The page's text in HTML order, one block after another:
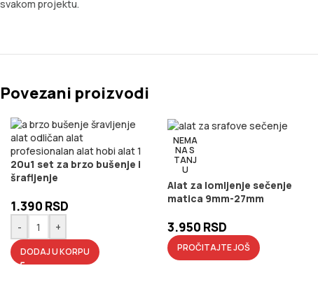
svakom projektu.
Povezani proizvodi
20u1 set za brzo bušenje i
šrafljenje
1.390 RSD
- +
DODAJ U KORPU
NEMA
NA S
TANJ
U
Alat za lomljenje sečenje
matica 9mm-27mm
3.950 RSD
PROČITAJTE JOŠ